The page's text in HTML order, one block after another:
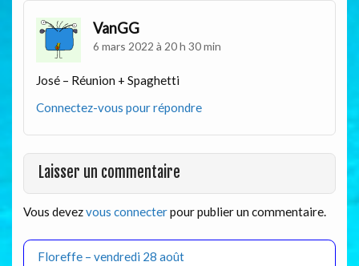
VanGG
6 mars 2022 à 20 h 30 min
José – Réunion + Spaghetti
Connectez-vous pour répondre
Laisser un commentaire
Vous devezvous connecterpour publier un commentaire.
Floreffe – vendredi 28 août